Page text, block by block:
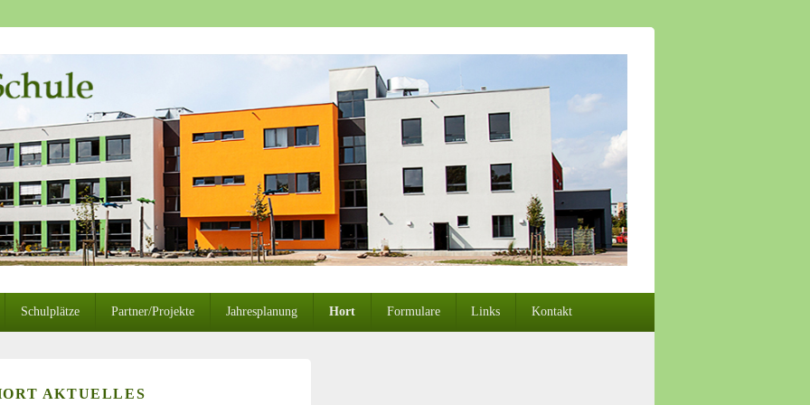
Greifswald
Schulplätze Partner/Projekte Jahresplanung Hort Formulare Links Kontakt
AKTUELLES